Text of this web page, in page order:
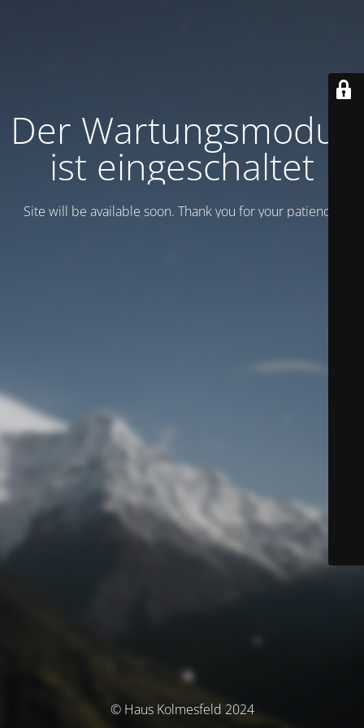
Der Wartungsmodus
ist eingeschaltet
Site will be available soon. Thank you for your patience!
© Haus Kolmesfeld 2024